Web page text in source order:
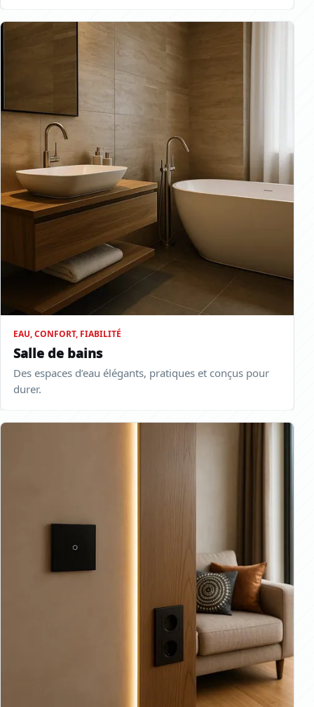
EAU, CONFORT, FIABILITÉ
Salle de bains
Des espaces d’eau élégants, pratiques et conçus pour
durer.